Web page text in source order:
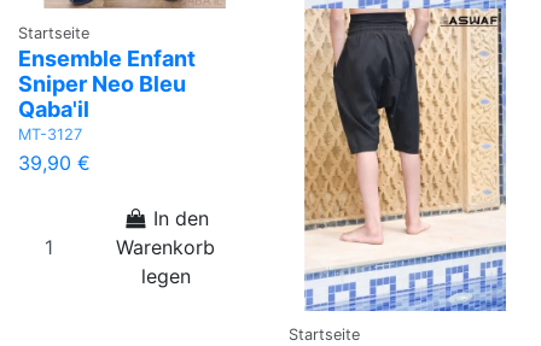
Startseite
Ensemble Enfant
Sniper Neo Bleu
Qaba'il
MT-3127
39,90 €
In den
Warenkorb
legen
Startseite